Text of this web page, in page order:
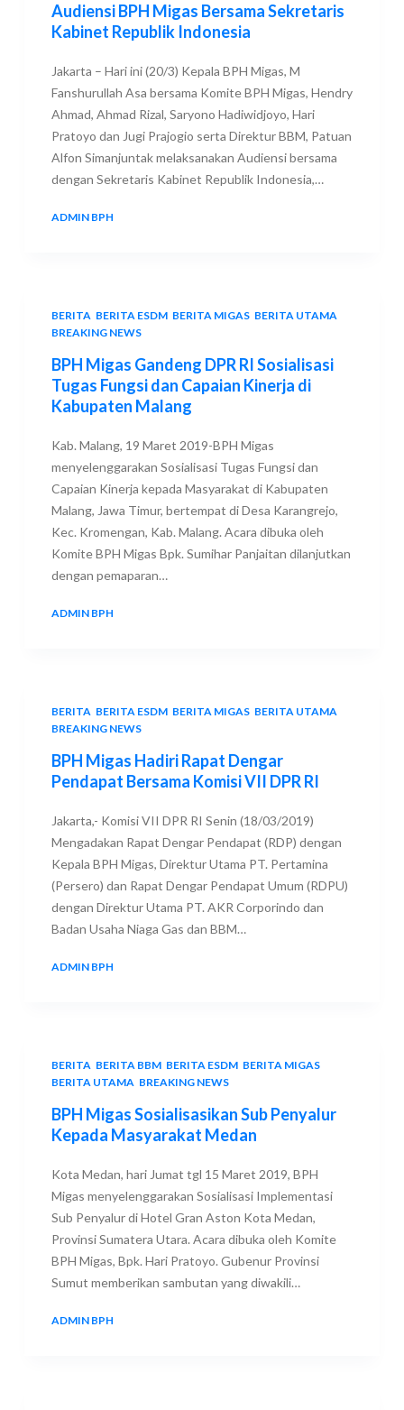
Audiensi BPH Migas Bersama Sekretaris
Kabinet Republik Indonesia
Jakarta – Hari ini (20/3) Kepala BPH Migas, M
Fanshurullah Asa bersama Komite BPH Migas, Hendry
Ahmad, Ahmad Rizal, Saryono Hadiwidjoyo, Hari
Pratoyo dan Jugi Prajogio serta Direktur BBM, Patuan
Alfon Simanjuntak melaksanakan Audiensi bersama
dengan Sekretaris Kabinet Republik Indonesia,…
ADMIN BPH
BERITA BERITA ESDM, BERITA MIGAS, BERITA UTAMA
BREAKING NEWS
BPH Migas Gandeng DPR RI Sosialisasi
Tugas Fungsi dan Capaian Kinerja di
Kabupaten Malang
Kab. Malang, 19 Maret 2019-BPH Migas
menyelenggarakan Sosialisasi Tugas Fungsi dan
Capaian Kinerja kepada Masyarakat di Kabupaten
Malang, Jawa Timur, bertempat di Desa Karangrejo,
Kec. Kromengan, Kab. Malang. Acara dibuka oleh
Komite BPH Migas Bpk. Sumihar Panjaitan dilanjutkan
dengan pemaparan…
ADMIN BPH
BERITA BERITA ESDM, BERITA MIGAS, BERITA UTAMA
BREAKING NEWS
BPH Migas Hadiri Rapat Dengar
Pendapat Bersama Komisi VII DPR RI
Jakarta,- Komisi VII DPR RI Senin (18/03/2019)
Mengadakan Rapat Dengar Pendapat (RDP) dengan
Kepala BPH Migas, Direktur Utama PT. Pertamina
(Persero) dan Rapat Dengar Pendapat Umum (RDPU)
dengan Direktur Utama PT. AKR Corporindo dan
Badan Usaha Niaga Gas dan BBM…
ADMIN BPH
BERITA BERITA BBM, BERITA ESDM, BERITA MIGAS,
BERITA UTAMA BREAKING NEWS
BPH Migas Sosialisasikan Sub Penyalur
Kepada Masyarakat Medan
Kota Medan, hari Jumat tgl 15 Maret 2019, BPH
Migas menyelenggarakan Sosialisasi Implementasi
Sub Penyalur di Hotel Gran Aston Kota Medan,
Provinsi Sumatera Utara. Acara dibuka oleh Komite
BPH Migas, Bpk. Hari Pratoyo. Gubenur Provinsi
Sumut memberikan sambutan yang diwakili…
ADMIN BPH